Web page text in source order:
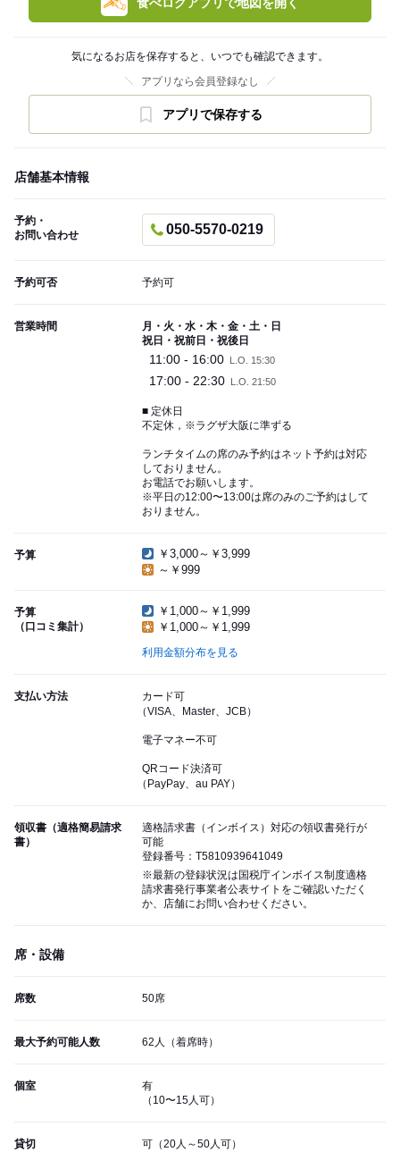
気になるお店を保存すると、いつでも確認できます。
アプリなら会員登録なし
アプリで保存する
店舗基本情報
予約・
お問い合わせ
050-5570-0219
予約可否 予約可
営業時間
月・火・水・木・金・土・日
祝日・祝前日・祝後日
11:00 - 16:00 L.O. 15:30
17:00 - 22:30 L.O. 21:50
■ 定休日
不定休，※ラグザ大阪に準ずる
ランチタイムの席のみ予約はネット予約は対応
しておりません。
お電話でお願いします。
※平日の12:00〜13:00は席のみのご予約はして
おりません。
予算
￥3,000～￥3,999
～￥999
予算
（口コミ集計）
￥1,000～￥1,999
￥1,000～￥1,999
利用金額分布を見る
支払い方法
カード可
（VISA、Master、JCB）
電子マネー不可
QRコード決済可
（PayPay、au PAY）
領収書（適格簡易請求
書）
適格請求書（インボイス）対応の領収書発行が
可能
登録番号：T5810939641049
※最新の登録状況は国税庁インボイス制度適格
請求書発行事業者公表サイトをご確認いただく
か、店舗にお問い合わせください。
席・設備
席数 50席
最大予約可能人数 62人（着席時）
個室
有
（10〜15人可）
貸切 可（20人～50人可）